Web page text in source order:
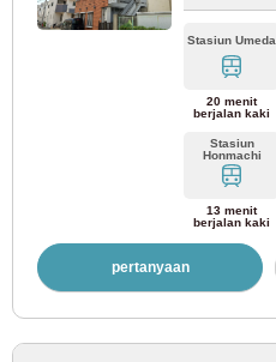
Stasiun Umeda
20 menit
berjalan kaki
Stasiun
Honmachi
13 menit
berjalan kaki
pertanyaan
Kereta Api Kinki Nippon
Jalur Kintetsu Minami-Osaka
Jalur Kintetsu Osaka (4)
(2)
Perusahaan Hankyu
Jalur Hankyu Senri (20)